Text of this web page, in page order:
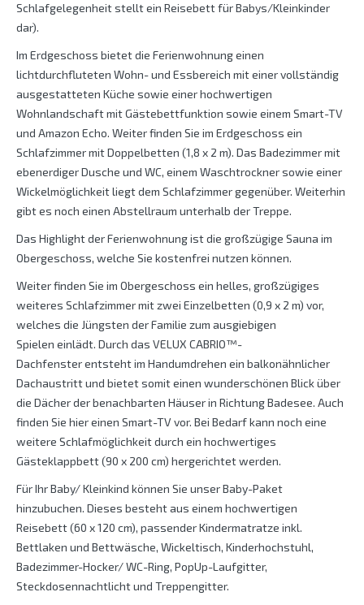
Schlafgelegenheit stellt ein Reisebett für Babys/Kleinkinder
dar).
Im Erdgeschoss bietet die Ferienwohnung einen
lichtdurchfluteten Wohn- und Essbereich mit einer vollständig
ausgestatteten Küche sowie einer hochwertigen
Wohnlandschaft mit Gästebettfunktion sowie einem Smart-TV
und Amazon Echo. Weiter finden Sie im Erdgeschoss ein
Schlafzimmer mit Doppelbetten (1,8 x 2 m). Das Badezimmer mit
ebenerdiger Dusche und WC, einem Waschtrockner sowie einer
Wickelmöglichkeit liegt dem Schlafzimmer gegenüber. Weiterhin
gibt es noch einen Abstellraum unterhalb der Treppe.
Das Highlight der Ferienwohnung ist die großzügige Sauna im
Obergeschoss, welche Sie kostenfrei nutzen können.
Weiter finden Sie im Obergeschoss ein helles, großzügiges
weiteres Schlafzimmer mit zwei Einzelbetten (0,9 x 2 m) vor,
welches die Jüngsten der Familie zum ausgiebigen
Spielen einlädt. Durch das VELUX CABRIO™-
Dachfenster entsteht im Handumdrehen ein balkonähnlicher
Dachaustritt und bietet somit einen wunderschönen Blick über
die Dächer der benachbarten Häuser in Richtung Badesee. Auch
finden Sie hier einen Smart-TV vor. Bei Bedarf kann noch eine
weitere Schlafmöglichkeit durch ein hochwertiges
Gästeklappbett (90 x 200 cm) hergerichtet werden.
Für Ihr Baby/ Kleinkind können Sie unser Baby-Paket
hinzubuchen. Dieses besteht aus einem hochwertigen
Reisebett (60 x 120 cm), passender Kindermatratze inkl.
Bettlaken und Bettwäsche, Wickeltisch, Kinderhochstuhl,
Badezimmer-Hocker/ WC-Ring, PopUp-Laufgitter,
Steckdosennachtlicht und Treppengitter.